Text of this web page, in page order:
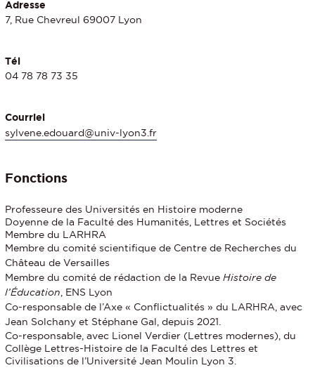
Adresse
7, Rue Chevreul 69007 Lyon
Tél
04 78 78 73 35
Courriel
sylvene.edouard@univ-lyon3.fr
Fonctions
Professeure des Universités en Histoire moderne
Doyenne de la Faculté des Humanités, Lettres et Sociétés
Membre du LARHRA
Membre du comité scientifique de Centre de Recherches du
Château de Versailles
Membre du comité de rédaction de la Revue Histoire de
l’Éducation, ENS Lyon
Co-responsable de l’Axe « Conflictualités » du LARHRA, avec
Jean Solchany et Stéphane Gal, depuis 2021.
Co-responsable, avec Lionel Verdier (Lettres modernes), du
Collège Lettres-Histoire de la Faculté des Lettres et
Civilisations de l’Université Jean Moulin Lyon 3.